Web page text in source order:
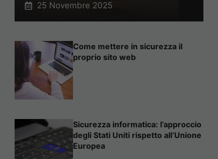
25 Novembre 2025
Come mettere in sicurezza il
proprio sito web
Sicurezza informatica: l’approccio
degli Stati Uniti rispetto all’Unione
Europea